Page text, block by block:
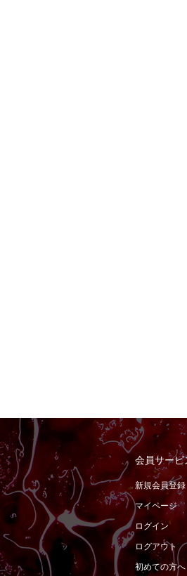
会員サービ
新規会員登録
マイページ
ログイン
ログアウト
初めての方へ